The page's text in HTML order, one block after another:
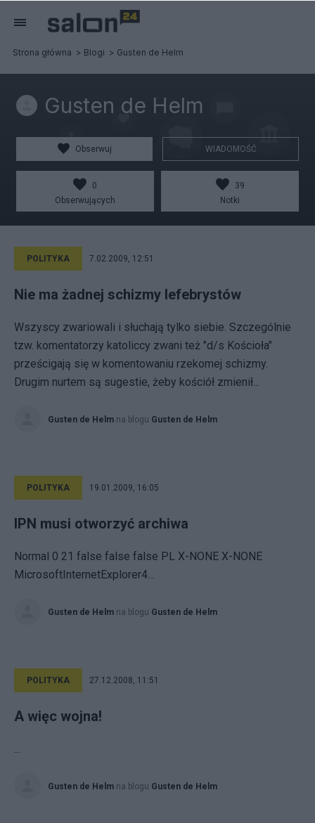
Strona główna Blogi Gusten de Helm
Gusten de Helm
Obserwuj WIADOMOŚĆ
0
Obserwujących
39
Notki
POLITYKA 7.02.2009, 12:51
Nie ma żadnej schizmy lefebrystów
Wszyscy zwariowali i słuchają tylko siebie. Szczególnie
tzw. komentatorzy katoliccy zwani też "d/s Kościoła"
prześcigają się w komentowaniu rzekomej schizmy.
Drugim nurtem są sugestie, żeby kościół zmienił...
Gusten de Helm na blogu Gusten de Helm
POLITYKA 19.01.2009, 16:05
IPN musi otworzyć archiwa
Normal 0 21 false false false PL X-NONE X-NONE
MicrosoftInternetExplorer4...
Gusten de Helm na blogu Gusten de Helm
POLITYKA 27.12.2008, 11:51
A więc wojna!
...
Gusten de Helm na blogu Gusten de Helm